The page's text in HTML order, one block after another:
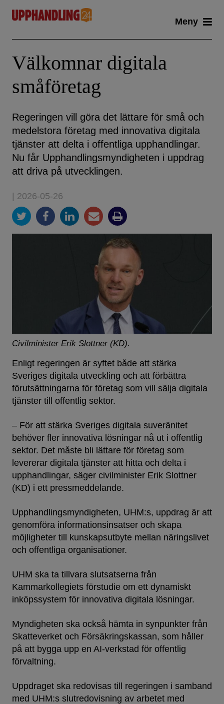
content
Meny
Välkomnar digitala
småföretag
Regeringen vill göra det lättare för små och
medelstora företag med innovativa digitala
tjänster att delta i offentliga upphandlingar.
Nu får Upphandlingsmyndigheten i uppdrag
att driva på utvecklingen.
| 2026-05-26
Civilminister Erik Slottner (KD).
Enligt regeringen är syftet både att stärka
Sveriges digitala utveckling och att förbättra
förutsättningarna för företag som vill sälja digitala
tjänster till offentlig sektor.
– För att stärka Sveriges digitala suveränitet
behöver fler innovativa lösningar nå ut i offentlig
sektor. Det måste bli lättare för företag som
levererar digitala tjänster att hitta och delta i
upphandlingar, säger civilminister Erik Slottner
(KD) i ett pressmeddelande.
Upphandlingsmyndigheten, UHM:s, uppdrag är att
genomföra informationsinsatser och skapa
möjligheter till kunskapsutbyte mellan näringslivet
och offentliga organisationer.
UHM ska ta tillvara slutsatserna från
Kammarkollegiets förstudie om ett dynamiskt
inköpssystem för innovativa digitala lösningar.
Myndigheten ska också hämta in synpunkter från
Skatteverket och Försäkringskassan, som håller
på att bygga upp en AI-verkstad för offentlig
förvaltning.
Uppdraget ska redovisas till regeringen i samband
med UHM:s slutredovisning av arbetet med